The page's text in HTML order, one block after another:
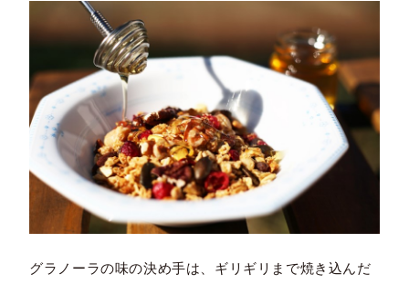
グラノーラの味の決め手は、ギリギリまで焼き込んだ